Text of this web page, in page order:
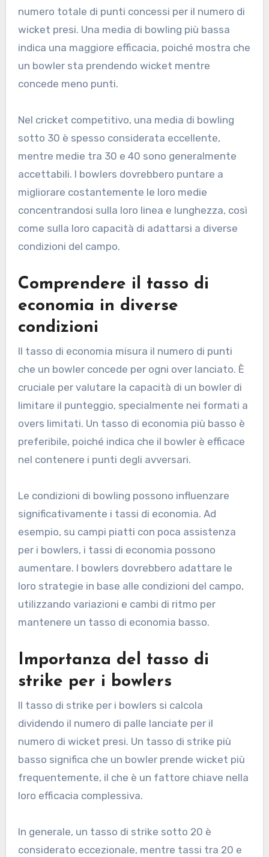
numero totale di punti concessi per il numero di
wicket presi. Una media di bowling più bassa
indica una maggiore efficacia, poiché mostra che
un bowler sta prendendo wicket mentre
concede meno punti.
Nel cricket competitivo, una media di bowling
sotto 30 è spesso considerata eccellente,
mentre medie tra 30 e 40 sono generalmente
accettabili. I bowlers dovrebbero puntare a
migliorare costantemente le loro medie
concentrandosi sulla loro linea e lunghezza, così
come sulla loro capacità di adattarsi a diverse
condizioni del campo.
Comprendere il tasso di
economia in diverse
condizioni
Il tasso di economia misura il numero di punti
che un bowler concede per ogni over lanciato. È
cruciale per valutare la capacità di un bowler di
limitare il punteggio, specialmente nei formati a
overs limitati. Un tasso di economia più basso è
preferibile, poiché indica che il bowler è efficace
nel contenere i punti degli avversari.
Le condizioni di bowling possono influenzare
significativamente i tassi di economia. Ad
esempio, su campi piatti con poca assistenza
per i bowlers, i tassi di economia possono
aumentare. I bowlers dovrebbero adattare le
loro strategie in base alle condizioni del campo,
utilizzando variazioni e cambi di ritmo per
mantenere un tasso di economia basso.
Importanza del tasso di
strike per i bowlers
Il tasso di strike per i bowlers si calcola
dividendo il numero di palle lanciate per il
numero di wicket presi. Un tasso di strike più
basso significa che un bowler prende wicket più
frequentemente, il che è un fattore chiave nella
loro efficacia complessiva.
In generale, un tasso di strike sotto 20 è
considerato eccezionale, mentre tassi tra 20 e